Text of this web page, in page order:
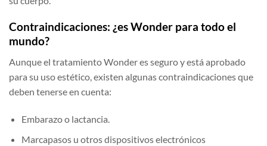
Contraindicaciones: ¿es Wonder para todo el
mundo?
Aunque el tratamiento Wonder es seguro y está aprobado
para su uso estético, existen algunas contraindicaciones que
deben tenerse en cuenta:
Embarazo o lactancia.
Marcapasos u otros dispositivos electrónicos